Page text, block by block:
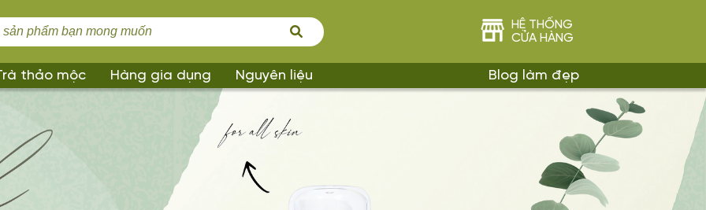
HỆ THỐNG
CỬA HÀNG
thảo mộc Hàng gia dụng Nguyên liệu Blog làm đẹp